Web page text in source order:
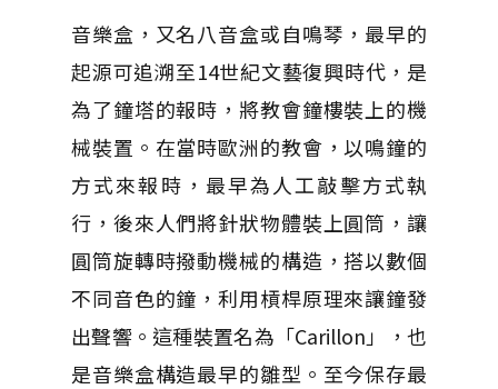
音樂盒，又名八音盒或自鳴琴，最早的
起源可追溯至14世紀文藝復興時代，是
為了鐘塔的報時，將教會鐘樓裝上的機
械裝置。在當時歐洲的教會，以鳴鐘的
方式來報時，最早為人工敲擊方式執
行，後來人們將針狀物體裝上圓筒，讓
圓筒旋轉時撥動機械的構造，搭以數個
不同音色的鐘，利用槓桿原理來讓鐘發
出聲響。這種裝置名為「Carillon」，也
是音樂盒構造最早的雛型。至今保存最